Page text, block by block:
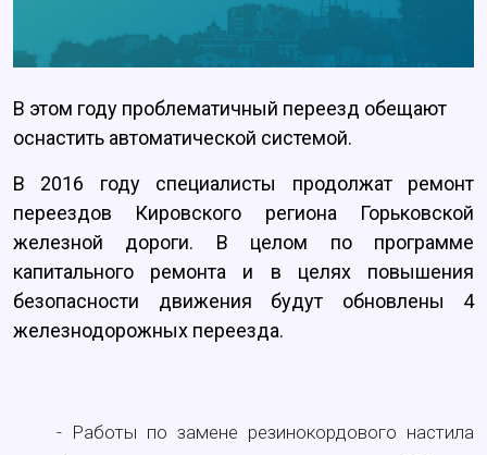
В этом году проблематичный переезд обещают
оснастить автоматической системой.
В 2016 году специалисты продолжат ремонт
переездов Кировского региона Горьковской
железной дороги. В целом по программе
капитального ремонта и в целях повышения
безопасности движения будут обновлены 4
железнодорожных переезда.
- Работы по замене резинокордового настила